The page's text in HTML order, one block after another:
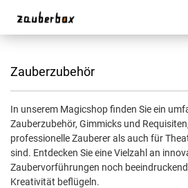
Zauberzubehör
In unserem Magicshop finden Sie ein
Zauberzubehör, Gimmicks und
professionelle Zauberer als auch für
sind. Entdecken Sie eine Vielzahl an
Zaubervorführungen noch
Kreativität beflügeln.